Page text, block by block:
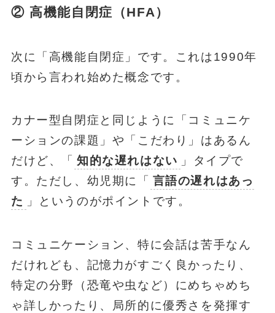
② 高機能自閉症（HFA）
次に「高機能自閉症」です。これは1990年
頃から言われ始めた概念です。
カナー型自閉症と同じように「コミュニケ
ーションの課題」や「こだわり」はあるん
だけど、「
知的な遅れはない
」タイプで
す。ただし、幼児期に「
言語の遅れはあっ
た
」というのがポイントです。
コミュニケーション、特に会話は苦手なん
だけれども、記憶力がすごく良かったり、
特定の分野（恐竜や虫など）にめちゃめち
ゃ詳しかったり、局所的に優秀さを発揮す